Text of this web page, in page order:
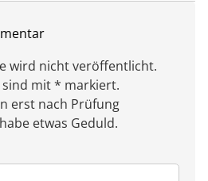
wird nicht veröffentlicht.
mit * markiert.
erst nach Prüfung
etwas Geduld.